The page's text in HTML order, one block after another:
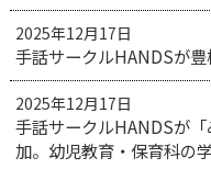
2025年12月17日
手話サークルHANDSが
2025年12月17日
手話サークルHANDSが
加。幼児教育・保育科の